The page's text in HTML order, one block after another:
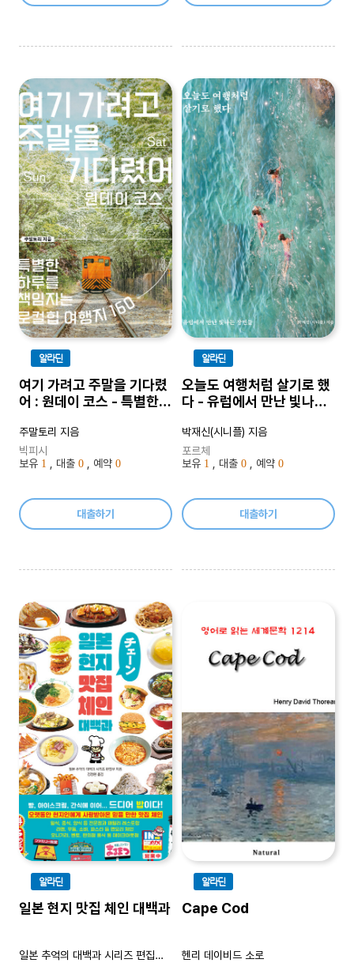
알라딘
여기 가려고 주말을 기다렸
어 : 원데이 코스 - 특별한
행지 160
주말토리 지음
빅피시
보유 1 , 대출 0 , 예약 0
대출하기
알라딘
오늘도 여행처럼 살기로 했
다 - 유럽에서 만난 빛나는
박재신(시니플) 지음
포르체
보유 1 , 대출 0 , 예약 0
대출하기
알라딘
일본 현지 맛집 체인 대백과
일본 추억의 대백과 시리즈 편집부 지음, 김정원 옮김
알라딘
Cape Cod
헨리 데이비드 소로